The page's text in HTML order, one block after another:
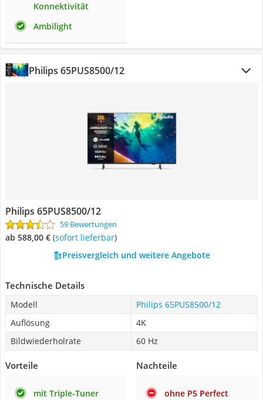
Konnektivität
Ambilight
Philips 65PUS8500/12
Philips 65PUS8500/12
59 Bewertungen
ab 588,00 € ( Sofort lieferbar)
Preisvergleich und weitere Angebote
Technische Details
Modell
Philips 65PUS8500/12
Auflösung
4K
Bildwiederholrate
60 Hz
Vorteile
mit Triple-Tuner
Nachteile
ohne P5 Perfect